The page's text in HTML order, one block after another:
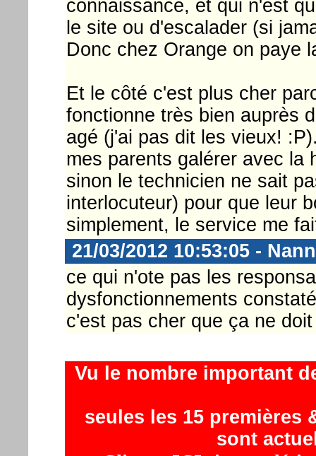
connaissance, et qui n'est
le site ou d'escalader (si
Donc chez Orange on paye
Et le côté c'est plus cher
fonctionne très bien auprès
agé (j'ai pas dit les vieux!
mes parents galérer avec la
sinon le technicien ne sait
interlocuteur) pour que leur
simplement, le service me
21/03/2012 10:53:05 -
ce qui n'ote pas les
dysfonctionnements
c'est pas cher que ça ne
Vu le nombre important
seules les 15 premières
sont